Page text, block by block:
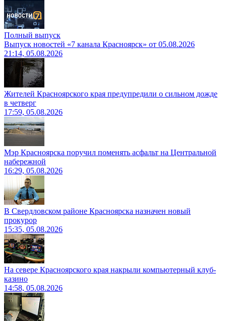
Полный выпуск
Выпуск новостей «7 канала Красноярск» от 05.08.2026
21:14, 05.08.2026
Жителей Красноярского края предупредили о сильном дожде
в четверг
17:59, 05.08.2026
Мэр Красноярска поручил поменять асфальт на Центральной
набережной
16:29, 05.08.2026
В Свердловском районе Красноярска назначен новый
прокурор
15:35, 05.08.2026
На севере Красноярского края накрыли компьютерный клуб-
казино
14:58, 05.08.2026